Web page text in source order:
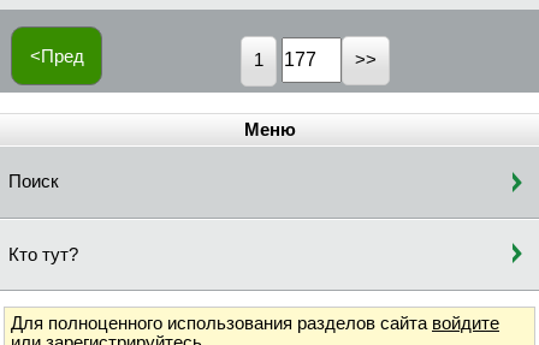
<Пред 1
Меню
Поиск
Кто тут?
Для полноценного использования разделов сайта войдите